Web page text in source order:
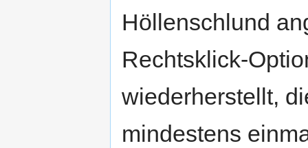
Höllenschlund
Rechtsklick-
wiederherstellt,
mindestens